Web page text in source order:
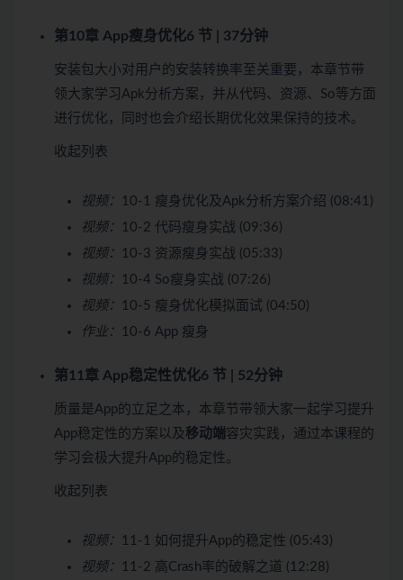
第10章 App瘦身优化6 节 | 37分钟
安装包大小对用户的安装转换率至关重要，本章节带
领大家学习Apk分析方案，并从代码、资源、So等方面
进行优化，同时也会介绍长期优化效果保持的技术。
收起列表
视频：
10-1 瘦身优化及Apk分析方案介绍 (08:41)
视频：
10-2 代码瘦身实战 (09:36)
视频：
10-3 资源瘦身实战 (05:33)
视频：
10-4 So瘦身实战 (07:26)
视频：
10-5 瘦身优化模拟面试 (04:50)
作业：
10-6 App 瘦身
第11章 App稳定性优化6 节 | 52分钟
质量是App的立足之本，本章节带领大家一起学习提升
App稳定性的方案以及 移动端容灾实践，通过本课程的
学习会极大提升App的稳定性。
收起列表
视频：
11-1 如何提升App的稳定性 (05:43)
视频：
11-2 高Crash率的破解之道 (12:28)